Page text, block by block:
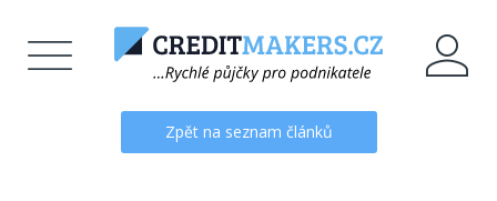
Zpět na seznam článků